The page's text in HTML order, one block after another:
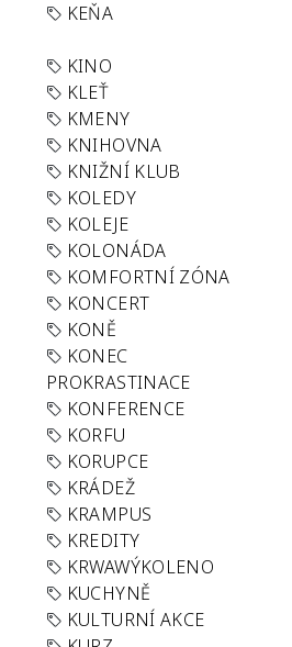
KEŇA
KINO
KLEŤ
KMENY
KNIHOVNA
KNIŽNÍ KLUB
KOLEDY
KOLEJE
KOLONÁDA
KOMFORTNÍ ZÓNA
KONCERT
KONĚ
KONEC
PROKRASTINACE
KONFERENCE
KORFU
KORUPCE
KRÁDEŽ
KRAMPUS
KREDITY
KRWAWÝKOLENO
KUCHYNĚ
KULTURNÍ AKCE